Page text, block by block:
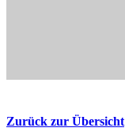
Zurück zur Übersicht